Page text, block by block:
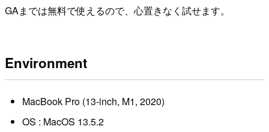
GAまでは無料で使えるので、心置きなく試せます。
Environment
MacBook Pro (13-inch, M1, 2020)
OS : MacOS 13.5.2